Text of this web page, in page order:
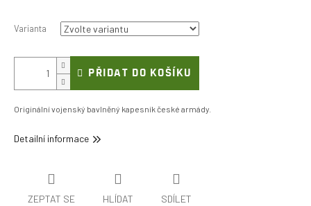
Varianta
PŘIDAT DO KOŠÍKU
Originální vojenský bavlněný kapesník české armády.
Detailní informace
ZEPTAT SE HLÍDAT SDÍLET